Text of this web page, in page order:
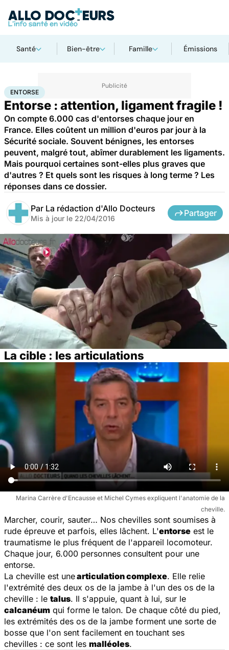
Santé Bien-être Famille Émissions
AccueilSanté
ENTORSE
Entorse : attention, ligament fragile !
On compte 6.000 cas d'entorses chaque jour en
France. Elles coûtent un million d'euros par jour à la
Sécurité sociale. Souvent bénignes, les entorses
peuvent, malgré tout, abîmer durablement les ligaments.
Mais pourquoi certaines sont-elles plus graves que
d'autres ? Et quels sont les risques à long terme ? Les
réponses dans ce dossier.
Par La rédaction d'Allo Docteurs
Mis à jour le 22/04/2016
Partager
La cible : les articulations
Marina Carrère d'Encausse et Michel Cymes expliquent l'anatomie de la
cheville.
Marcher, courir, sauter… Nos chevilles sont soumises à
rude épreuve et parfois, elles lâchent. L'entorse est le
traumatisme le plus fréquent de l'appareil locomoteur.
Chaque jour, 6.000 personnes consultent pour une
entorse.
La cheville est unearticulation complexe. Elle relie
l'extrémité des deux os de la jambe à l'un des os de la
cheville : le talus. Il s'appuie, quant à lui, sur le
calcanéum qui forme le talon. De chaque côté du pied,
les extrémités des os de la jambe forment une sorte de
bosse que l'on sent facilement en touchant ses
chevilles : ce sont les malléoles.